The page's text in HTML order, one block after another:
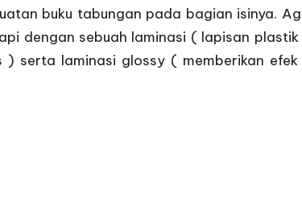
buku tabungan pada bagian isinya.
dengan sebuah laminasi ( lapisan
serta laminasi glossy ( memberikan